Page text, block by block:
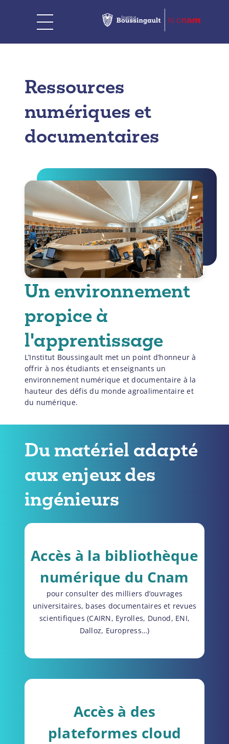
Ressources
numériques et
documentaires
Un environnement
propice à
l'apprentissage
L’Institut Boussingault met un point d’honneur à
offrir à nos étudiants et enseignants un
environnement numérique et documentaire à la
hauteur des défis du monde agroalimentaire et
du numérique.
Du matériel adapté
aux enjeux des
ingénieurs
Accès à la bibliothèque
numérique du Cnam
pour consulter des milliers d’ouvrages
universitaires, bases documentaires et revues
scientifiques (CAIRN, Eyrolles, Dunod, ENI,
Dalloz, Europress…)
Accès à des
plateformes cloud